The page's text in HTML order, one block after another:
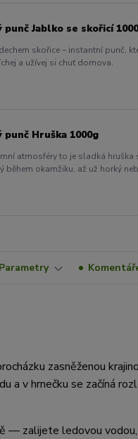
Jablko se skořicí
skořice – instantní punč,
a užívej si chuť domova.
Hruška 1000g
atmosféry to je sladká hruška
během okamžiku, až už horký
Parametry
zasněženou
a v hrnečku se začíná
— zalijete ledovou